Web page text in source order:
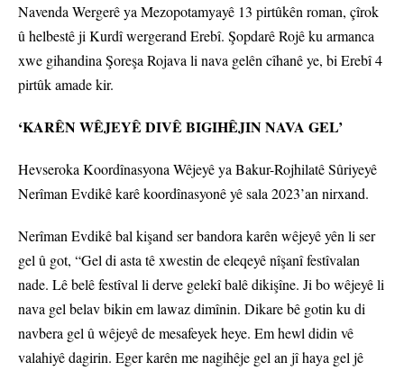
Navenda Wergerê ya Mezopotamyayê 13 pirtûkên roman, çîrok
û helbestê ji Kurdî wergerand Erebî. Şopdarê Rojê ku armanca
xwe gihandina Şoreşa Rojava li nava gelên cîhanê ye, bi Erebî 4
pirtûk amade kir.
‘KARÊN WÊJEYÊ DIVÊ BIGIHÊJIN NAVA GEL’
Hevseroka Koordînasyona Wêjeyê ya Bakur-Rojhilatê Sûriyeyê
Nerîman Evdikê karê koordînasyonê yê sala 2023’an nirxand.
Nerîman Evdikê bal kişand ser bandora karên wêjeyê yên li ser
gel û got, “Gel di asta tê xwestin de eleqeyê nîşanî festîvalan
nade. Lê belê festîval li derve gelekî balê dikişîne. Ji bo wêjeyê li
nava gel belav bikin em lawaz dimînin. Dikare bê gotin ku di
navbera gel û wêjeyê de mesafeyek heye. Em hewl didin vê
valahiyê dagirin. Eger karên me nagihêje gel an jî haya gel jê